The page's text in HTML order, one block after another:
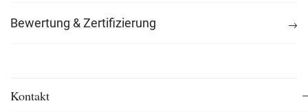
Bewertung & Zertifizierung
Kontakt